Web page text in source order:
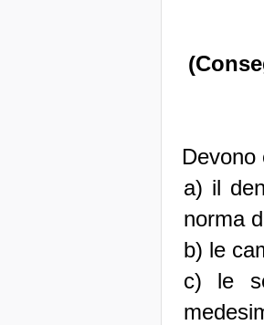
Devono
a) il
norma
b) le
c) le